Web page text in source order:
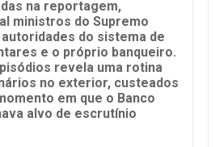
na reportagem,
ministros do Supremo
do sistema de
e o próprio banqueiro.
revela uma rotina
no exterior, custeados
em que o Banco
alvo de escrutínio